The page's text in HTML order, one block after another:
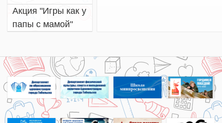
Акция "Игры как у
папы с мамой"